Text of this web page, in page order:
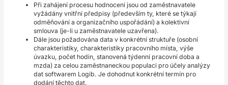
Při zahájení procesu hodnocení jsou od zaměstnavatele
vyžádány vnitřní předpisy (především ty, které se týkají
odměňování a organizačního uspořádání) a kolektivní
smlouva (je-li u zaměstnavatele uzavřena).
Dále jsou požadována data v konkrétní struktuře (osobní
charakteristiky, charakteristiky pracovního místa, výše
úvazku, počet hodin, stanovená týdenní pracovní doba a
mzda) za celou zaměstnaneckou populaci pro účely analýzy
dat softwarem Logib. Je dohodnut konkrétní termín pro
dodání těchto dat.